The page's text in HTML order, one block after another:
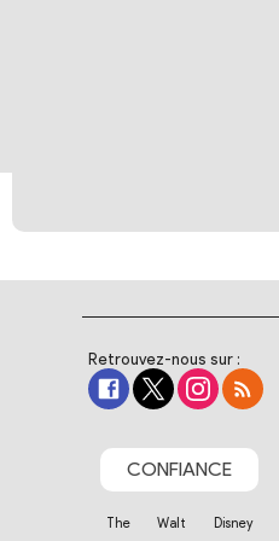
Retrouvez-nous sur :
CONFIANCE
The Walt Disney